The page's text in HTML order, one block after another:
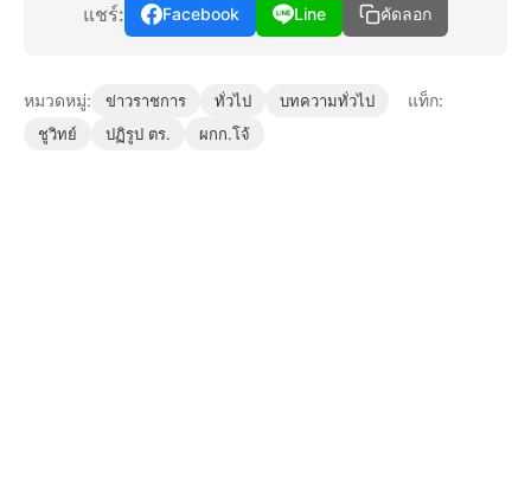
แชร์: Facebook Line คัดลอก
หมวดหมู่: ข่าวราชการ ทั่วไป บทความทั่วไป แท็ก:
ชูวิทย์ ปฏิรูป ตร. ผกก.โจ้